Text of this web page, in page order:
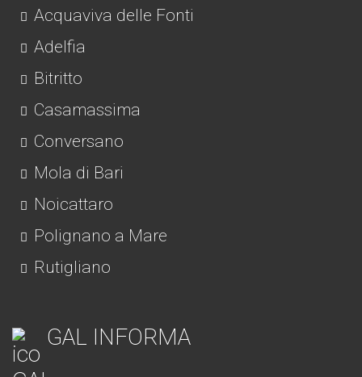
Acquaviva delle Fonti
Adelfia
Bitritto
Casamassima
Conversano
Mola di Bari
Noicattaro
Polignano a Mare
Rutigliano
GAL INFORMA